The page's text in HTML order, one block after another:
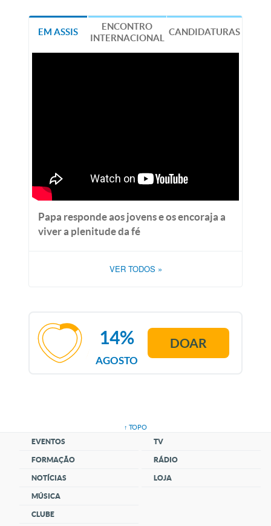
EM ASSIS
ENCONTRO
INTERNACIONAL
CANDIDATURAS
Papa responde aos jovens e os encoraja a
viver a plenitude da fé
VER TODOS »
AGOSTO
14% DOAR
↑ TOPO
EVENTOS
FORMAÇÃO
NOTÍCIAS
MÚSICA
CLUBE
TV
RÁDIO
LOJA